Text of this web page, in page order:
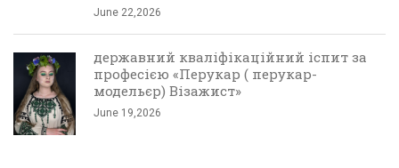
June 22,2026
державний кваліфікаційний іспит за
професією «Перукар ( перукар-
модельєр) Візажист»
June 19,2026